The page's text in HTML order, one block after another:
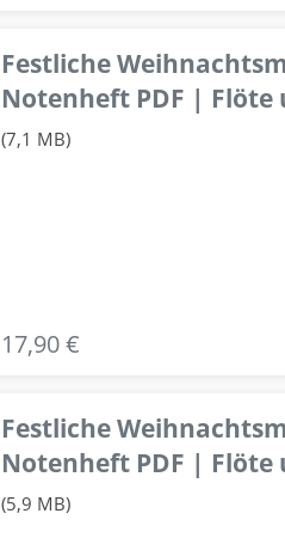
Festliche
Notenheft PDF | Flöte
(7,1 MB)
17,90 €
Festliche
Notenheft PDF | Flöte
(5,9 MB)